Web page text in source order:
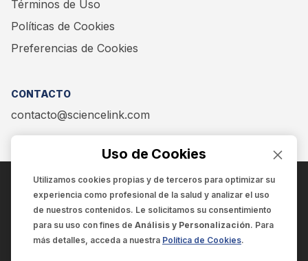
Términos de Uso
Políticas de Cookies
Preferencias de Cookies
CONTACTO
contacto@sciencelink.com
ENCUÉNTRANOS EN:
Uso de Cookies
Utilizamos cookies propias y de terceros para optimizar su
experiencia como profesional de la salud y analizar el uso
de nuestros contenidos. Le solicitamos su consentimiento
para su uso con fines de Análisis y Personalización. Para
más detalles, acceda a nuestra Política de Cookies.